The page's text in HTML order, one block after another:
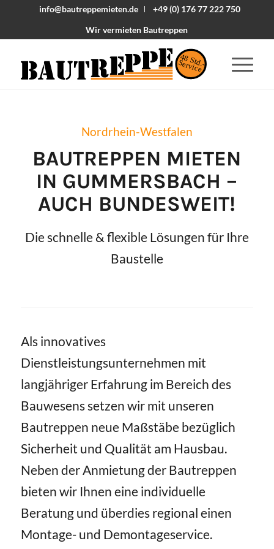
info@bautreppemieten.de
+49 (0) 176 77 222 750
Wir vermieten Bautreppen
48 Std.-
Service
Nordrhein-Westfalen
BAUTREPPEN MIETEN
IN GUMMERSBACH –
AUCH BUNDESWEIT!
Die schnelle & flexible Lösungen für Ihre
Baustelle
Als innovatives
Dienstleistungsunternehmen mit
langjähriger Erfahrung im Bereich des
Bauwesens setzen wir mit unseren
Bautreppen neue Maßstäbe bezüglich
Sicherheit und Qualität am Hausbau.
Neben der Anmietung der Bautreppen
bieten wir Ihnen eine individuelle
Beratung und überdies regional einen
Montage- und Demontageservice.